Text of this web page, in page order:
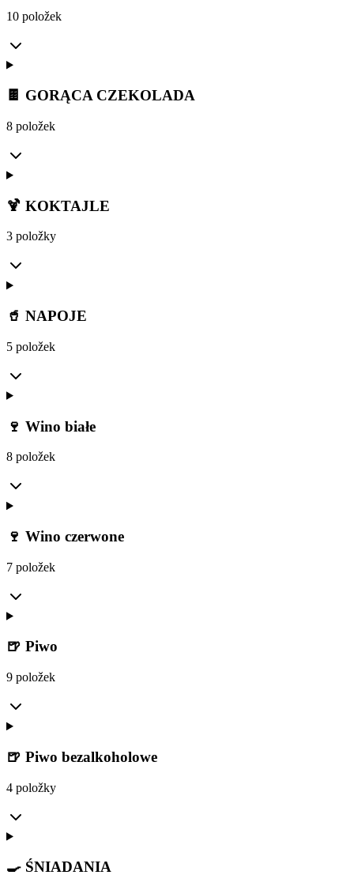
10 položek
🍫 GORĄCA CZEKOLADA
8 položek
🍹 KOKTAJLE
3 položky
🥤 NAPOJE
5 položek
🍷 Wino białe
8 položek
🍷 Wino czerwone
7 položek
🍺 Piwo
9 položek
🍺 Piwo bezalkoholowe
4 položky
🍳 ŚNIADANIA